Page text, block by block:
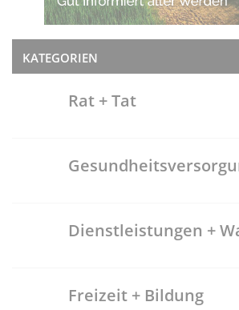
KATEGORIEN
Rat + Tat
Dienstleistungen +
Freizeit + Bildung